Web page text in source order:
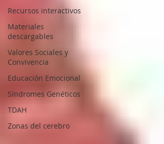
Recursos interactivos
Materiales
descargables
Valores Sociales y
Convivencia
Educación Emocional
Síndromes Genéticos
TDAH
Zonas del cerebro